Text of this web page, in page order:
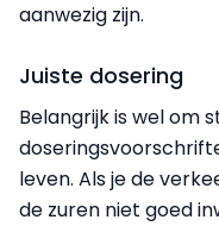
aanwezig zijn.
Juiste dosering
Belangrijk is wel om
leven. Als je de
de zuren niet goed